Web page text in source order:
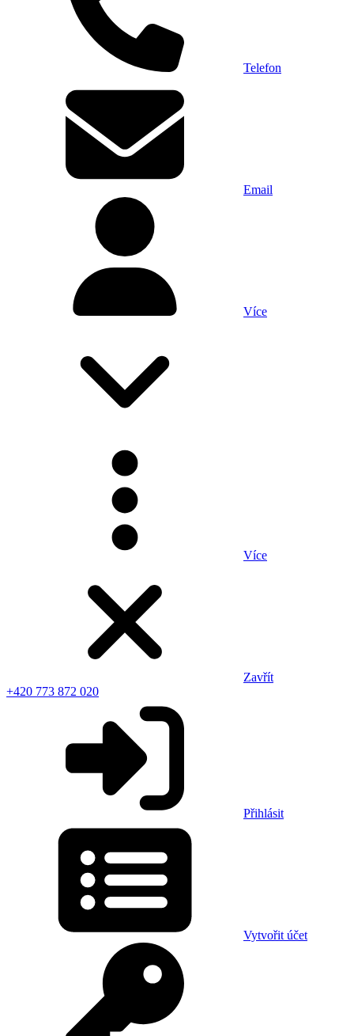
Telefon
Email
Více
Více
Zavřít
+420 773 872 020
Přihlásit
Vytvořit účet